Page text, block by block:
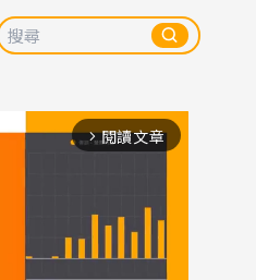
arrow_forward_ios 閱讀文章